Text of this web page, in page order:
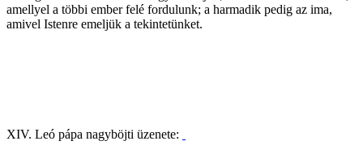
amellyel a többi ember felé fordulunk; a harmadik pedig az ima,
amivel Istenre emeljük a tekintetünket.
XIV. Leó pápa nagyböjti üzenete: